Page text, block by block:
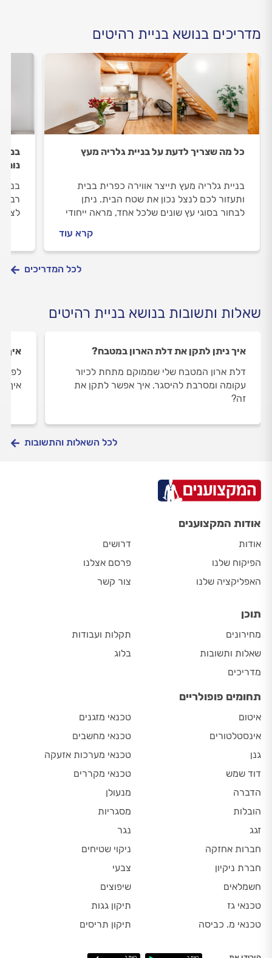
מדריכים בנושא בניית רהיטים
כל מה שצריך לדעת על בניית גלריה מעץ
בניית גלריה מעץ תייצר אווירה כפרית בבית
ותעזור לכם לנצל נכון את שטח הבית. ניתן
לבחור בסוגי עץ שונים שלכל אחד, מראה ייחודי
איתכם לאורך זמן. כל מה שחשוב לדעת לפני
שבונים גלריה מעץ, במדריך הבא.
קרא עוד
לכל המדריכים
שאלות ותשובות בנושא בניית רהיטים
איך ניתן לתקן את דלת הארון במטבח?
דלת ארון המטבח שלי שממוקם מתחת לכיור
עקומה ומסרבת להיסגר. איך אפשר לתקן את
זה?
איך
איך
לכל השאלות והתשובות
אודות המקצוענים
אודות
הפיקוח שלנו
האפליקציה שלנו
דרושים
פרסם אצלנו
צור קשר
תוכן
מחירונים
שאלות ותשובות
מדריכים
תקלות ועבודות
בלוג
תחומים פופולריים
איטום
אינסטלטורים
גנן
דוד שמש
הדברה
הובלות
זגג
חברות אחזקה
חברת ניקיון
חשמלאים
טכנאי גז
טכנאי מ. כביסה
טכנאי מזגנים
טכנאי מחשבים
טכנאי מערכות אזעקה
טכנאי מקררים
מנעולן
מסגריות
נגר
ניקוי שטיחים
צבעי
שיפוצים
תיקון גגות
תיקון תריסים